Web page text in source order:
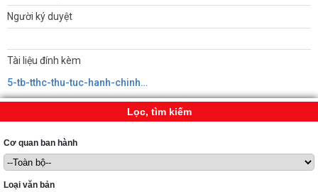
Người ký duyệt
Tài liệu đính kèm
5-tb-tthc-thu-tuc-hanh-chinh-qd-3606.signed638949326493228714.pdf
Lọc, tìm kiếm
Cơ quan ban hành
Loại văn bản